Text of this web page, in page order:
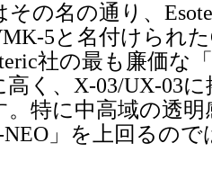
の名の通り、
5と名付けられ
社の最も廉価な
く、X-03/UX-03
。特に中高域の透
NEO」を上回るの